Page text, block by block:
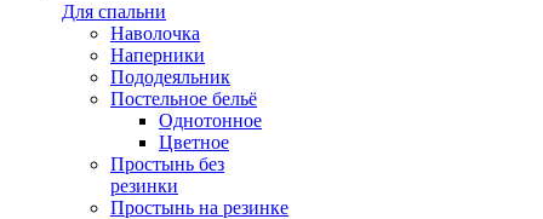
Для спальни
Наволочка
Наперники
Пододеяльник
Постельное бельё
Однотонное
Цветное
Простынь без
резинки
Простынь на резинке